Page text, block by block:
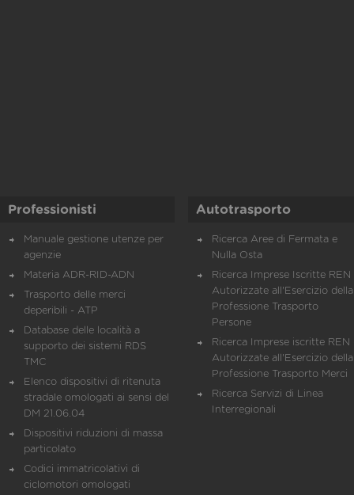
Professionisti
Manuale gestione utenze per
agenzie
Materia ADR-RID-ADN
Trasporto delle merci
deperibili - ATP
Database delle località a
supporto dei sistemi RDS
TMC
Elenco dispositivi di ritenuta
stradale omologati ai sensi del
DM 21.06.04
Dispositivi riduzioni di massa
particolato
Codici immatricolativi di
ciclomotori omologati
Autotrasporto
Ricerca Aree di Fermata e
Nulla Osta
Ricerca Imprese Iscritte REN
Autorizzate all'Esercizio della
Professione Trasporto
Persone
Ricerca Imprese iscritte REN
Autorizzate all'Esercizio della
Professione Trasporto Merci
Ricerca Servizi di Linea
Interregionali